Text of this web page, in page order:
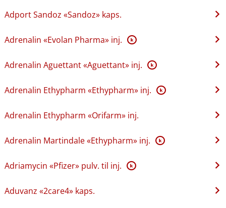
Adport Sandoz «Sandoz» kaps.
Adrenalin «Evolan Pharma» inj. K
Adrenalin Aguettant «Aguettant» inj. K
Adrenalin Ethypharm «Ethypharm» inj. K
Adrenalin Ethypharm «Orifarm» inj.
Adrenalin Martindale «Ethypharm» inj. K
Adriamycin «Pfizer» pulv. til inj. K
Aduvanz «2care4» kaps.